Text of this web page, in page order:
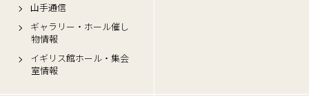
山手通信
ギャラリー・ホール催し
物情報
イギリス館ホール・集会
室情報